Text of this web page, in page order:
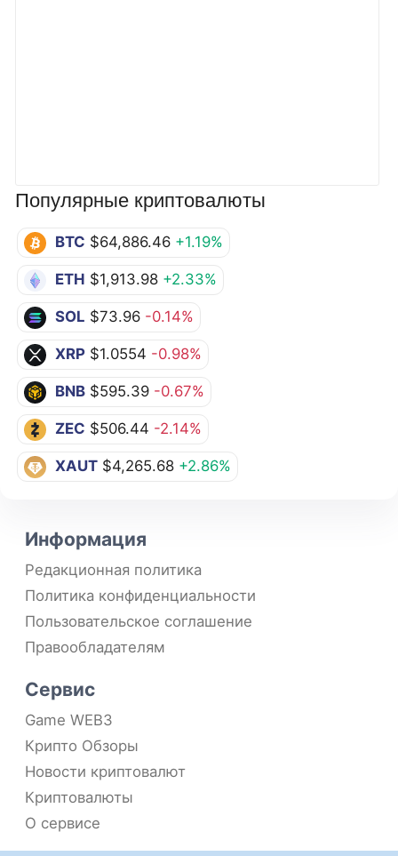
Популярные криптовалюты
BTC $64,886.46 +1.19%
ETH $1,913.98 +2.33%
SOL $73.96 -0.14%
XRP $1.0554 -0.98%
BNB $595.39 -0.67%
ZEC $506.44 -2.14%
XAUT $4,265.68 +2.86%
Информация
Редакционная политика
Политика конфиденциальности
Пользовательское соглашение
Правообладателям
Сервис
Game WEB3
Крипто Обзоры
Новости криптовалют
Криптовалюты
О сервисе